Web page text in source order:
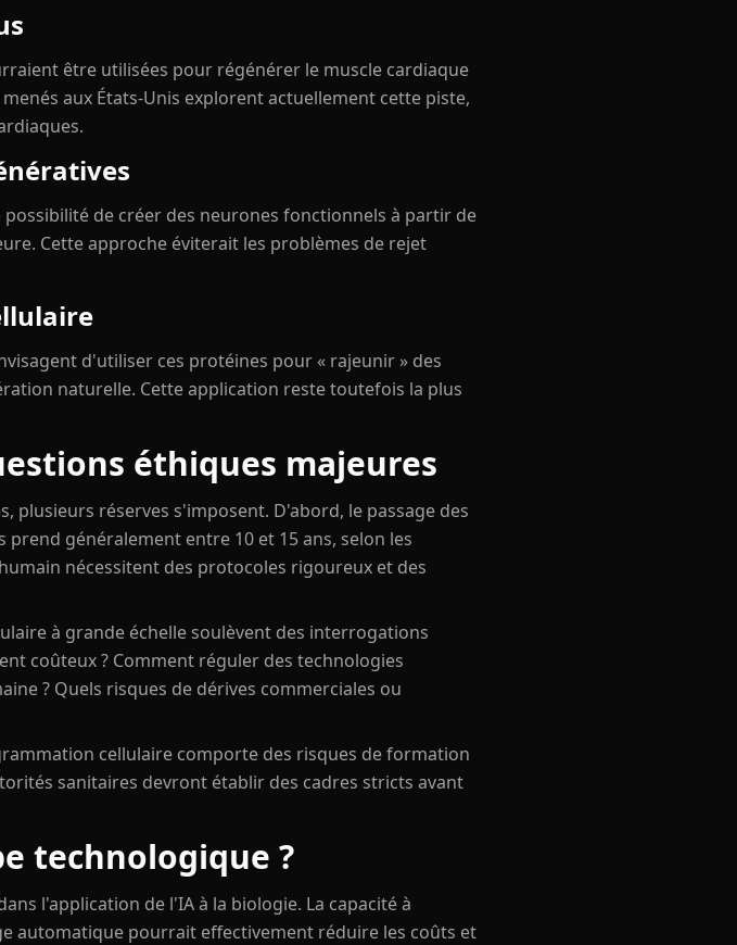
être utilisées pour régénérer le muscle cardiaque
aux États-Unis explorent actuellement cette piste,
de créer des neurones fonctionnels à partir de
Cette approche éviterait les problèmes de rejet
d'utiliser ces protéines pour « rajeunir » des
naturelle. Cette application reste toutefois la plus
éthiques majeures
plusieurs réserves s'imposent. D'abord, le passage des
généralement entre 10 et 15 ans, selon les
nécessitent des protocoles rigoureux et des
à grande échelle soulèvent des interrogations
coûteux ? Comment réguler des technologies
? Quels risques de dérives commerciales ou
cellulaire comporte des risques de formation
sanitaires devront établir des cadres stricts avant
technologique ?
l'application de l'IA à la biologie. La capacité à
automatique pourrait effectivement réduire les coûts et